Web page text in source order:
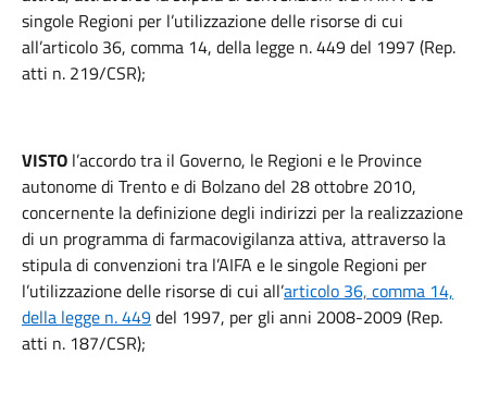
singole Regioni per l’utilizzazione delle risorse di cui
all’articolo 36, comma 14, della legge n. 449 del 1997 (Rep.
atti n. 219/CSR);
VISTO l’accordo tra il Governo, le Regioni e le Province
autonome di Trento e di Bolzano del 28 ottobre 2010,
concernente la definizione degli indirizzi per la realizzazione
di un programma di farmacovigilanza attiva, attraverso la
stipula di convenzioni tra l’AIFA e le singole Regioni per
l’utilizzazione delle risorse di cui all’articolo 36, comma 14,
della legge n. 449del 1997, per gli anni 2008-2009 (Rep.
atti n. 187/CSR);